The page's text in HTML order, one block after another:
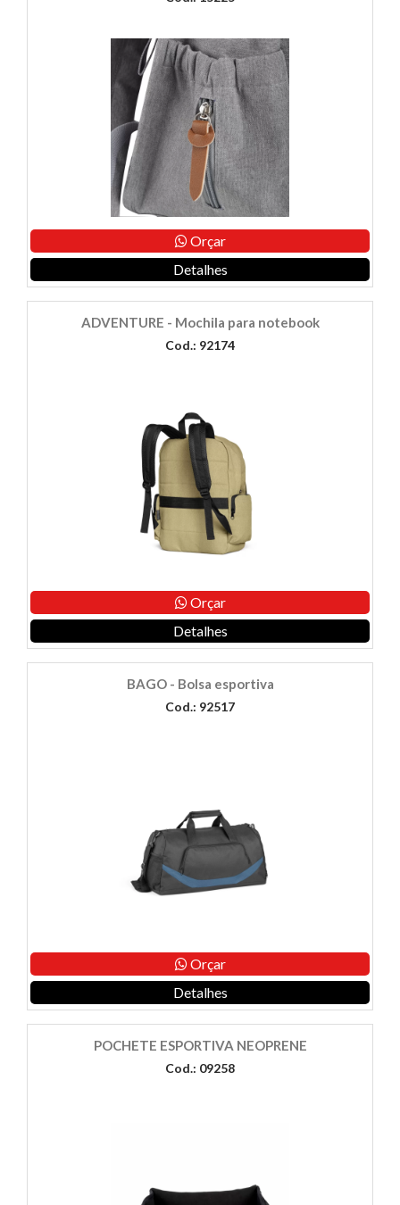
Orçar
Detalhes
ADVENTURE - Mochila para notebook
Cod.: 92174
Orçar
Detalhes
BAGO - Bolsa esportiva
Cod.: 92517
Orçar
Detalhes
POCHETE ESPORTIVA NEOPRENE
Cod.: 09258